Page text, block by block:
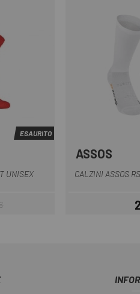
ESAURITO
UNISEX
base
ASSOS
CALZINI ASSOS